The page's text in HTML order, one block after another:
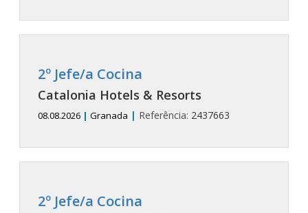
2º Jefe/a Cocina
Catalonia Hotels & Resorts
08.08.2026 | Granada | Referência: 2437663
2º Jefe/a Cocina